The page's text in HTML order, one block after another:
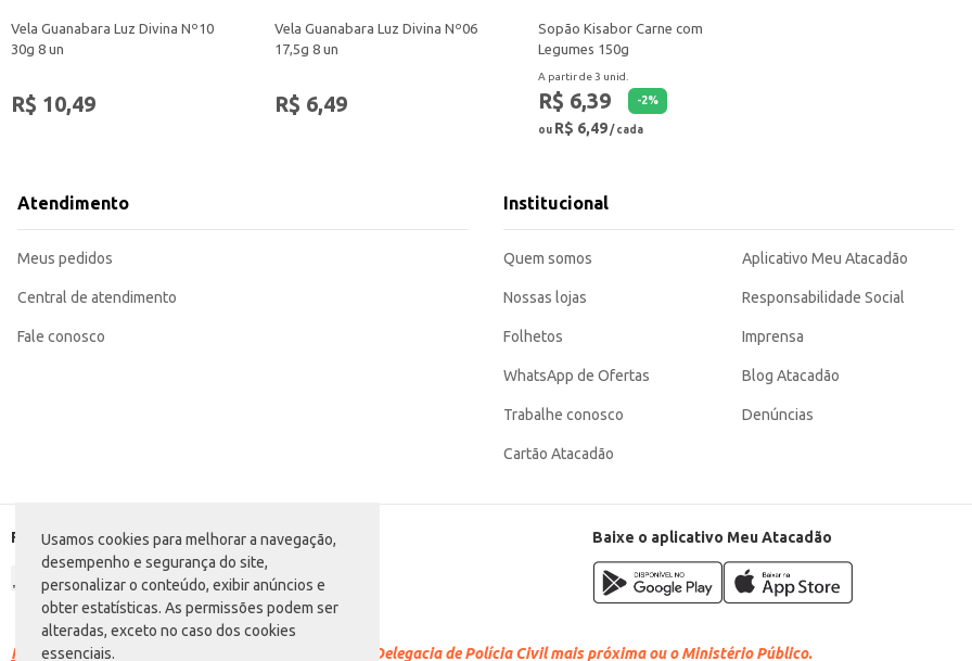
Usamos cookies para melhorar a navegação,
desempenho e segurança do site,
personalizar o conteúdo, exibir anúncios e
obter estatísticas. As permissões podem ser
alteradas, exceto no caso dos cookies
essenciais.
Vela Guanabara Luz Divina Nº10
30g 8 un
R$ 10,49
Vela Guanabara Luz Divina Nº06
17,5g 8 un
R$ 6,49
Sopão Kisabor Carne com
Legumes 150g
A partir de 3 unid.
R$ 6,39 -2%
ou R$ 6,49/ cada
Atendimento
Meus pedidos
Central de atendimento
Fale conosco
Institucional
Quem somos
Nossas lojas
Folhetos
WhatsApp de Ofertas
Trabalhe conosco
Cartão Atacadão
Aplicativo Meu Atacadão
Responsabilidade Social
Imprensa
Blog Atacadão
Denúncias
Formas de pagamento Baixe o aplicativo Meu Atacadão
Racismo é crime. Denuncie. Disque 100 ou procure a Delegacia de Polícia Civil mais próxima ou o Ministério Público.